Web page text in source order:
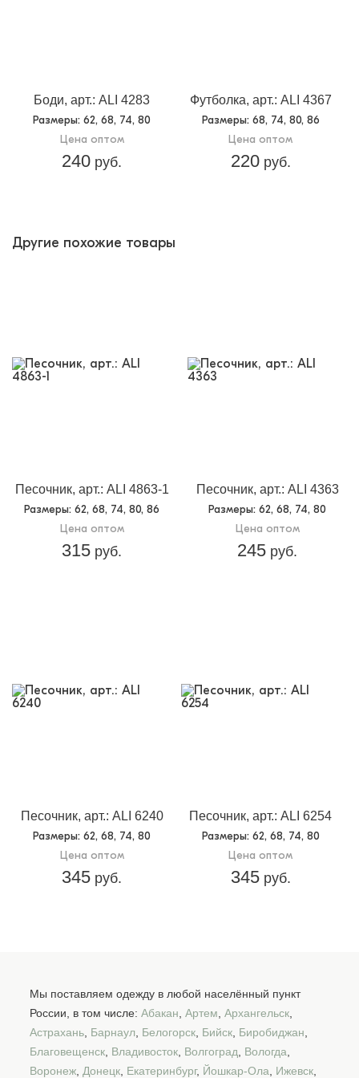
Боди, арт.: ALI 4283
Размеры: 62, 68, 74, 80
Цена оптом
240 руб.
Футболка, арт.: ALI 4367
Размеры: 68, 74, 80, 86
Цена оптом
220руб.
Другие похожие товары
Песочник, арт.: ALI 4863-1
Размеры: 62, 68, 74, 80, 86
Цена оптом
315 руб.
Песочник, арт.: ALI 4363
Размеры: 62, 68, 74, 80
Цена оптом
245 руб.
Песочник, арт.: ALI 6240
Размеры: 62, 68, 74, 80
Цена оптом
345 руб.
Песочник, арт.: ALI 6254
Размеры: 62, 68, 74, 80
Цена оптом
345руб.
Мы поставляем одежду в любой населённый пункт
России, в том числе: Абакан Артем Архангельск
Астрахань Барнаул Белогорск Бийск Биробиджан
Благовещенск Владивосток Волгоград Вологда
Воронеж Донецк Екатеринбург, Йошкар-Ола Ижевск